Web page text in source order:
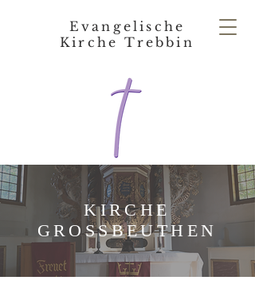
Evangelische
Kirche Trebbin
KIRCHE
GROSSBEUTHEN